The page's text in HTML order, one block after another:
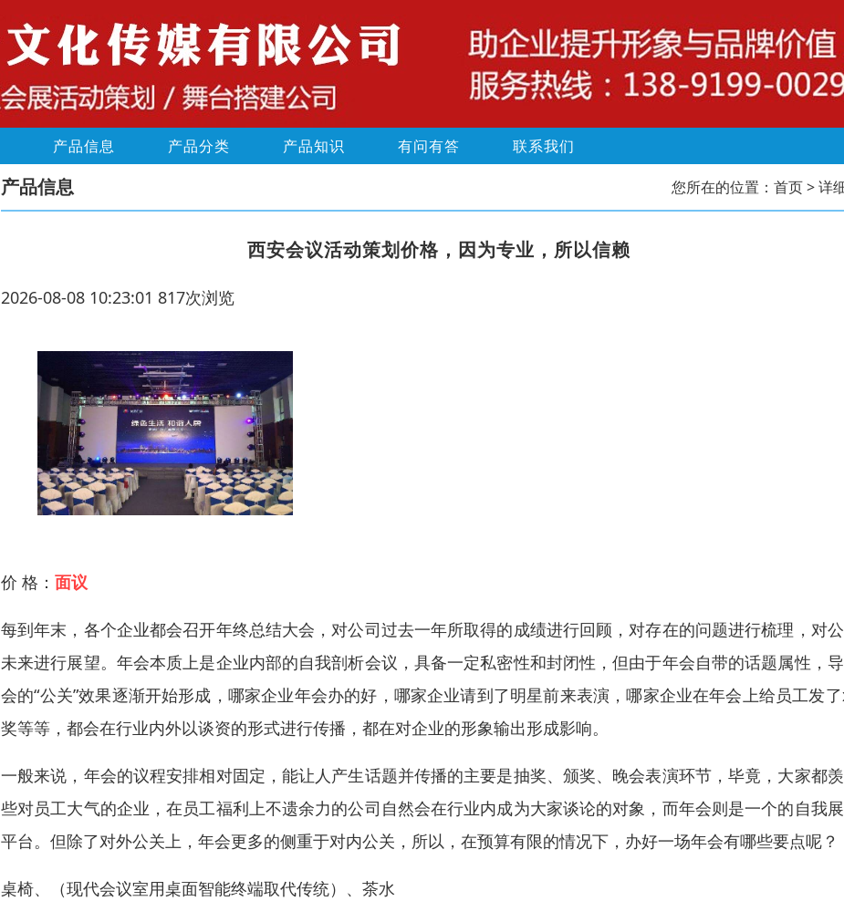
产品信息 产品分类 产品知识 有问有答 联系我们
产品信息 您所在的位置： 首页> 详
西安会议活动策划价格，因为专业，所以信赖
2026-08-08 10:23:01 817次浏览
价 格： 面议
每到年末，各个企业都会召开年终总结大会，对公司过去一年所取得的成绩进行回顾，对存在的问题进行梳理，对
未来进行展望。年会本质上是企业内部的自我剖析会议，具备一定私密性和封闭性，但由于年会自带的话题属性，
会的“公关”效果逐渐开始形成，哪家企业年会办的好，哪家企业请到了明星前来表演，哪家企业在年会上给员工发
奖等等，都会在行业内外以谈资的形式进行传播，都在对企业的形象输出形成影响。
一般来说，年会的议程安排相对固定，能让人产生话题并传播的主要是抽奖、颁奖、晚会表演环节，毕竟，大家都
些对员工大气的企业，在员工福利上不遗余力的公司自然会在行业内成为大家谈论的对象，而年会则是一个的自我
平台。但除了对外公关上，年会更多的侧重于对内公关，所以，在预算有限的情况下，办好一场年会有哪些要点呢？
桌椅、（现代会议室用桌面智能终端取代传统）、茶水